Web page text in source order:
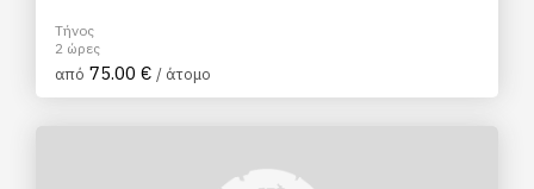
Τήνος
2 ώρες
από 75.00 € / άτομο